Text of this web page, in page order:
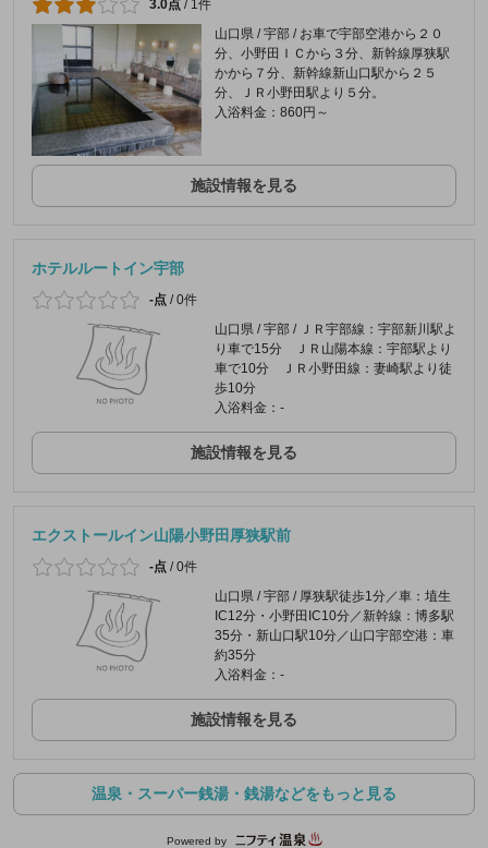
3.0点 / 1件
山口県 / 宇部 / お車で宇部空港から２０
分、小野田ＩＣから３分、新幹線厚狭駅
かから７分、新幹線新山口駅から２５
分、ＪＲ小野田駅より５分。
入浴料金：860円～
施設情報を見る
ホテルルートイン宇部
-点 /0件
山口県 / 宇部 / ＪＲ宇部線：宇部新川駅よ
り車で15分 ＪＲ山陽本線：宇部駅より
車で10分 ＪＲ小野田線：妻崎駅より徒
歩10分
入浴料金：-
施設情報を見る
エクストールイン山陽小野田厚狭駅前
-点 /0件
山口県 / 宇部 / 厚狭駅徒歩1分／車：埴生
IC12分・小野田IC10分／新幹線：博多駅
35分・新山口駅10分／山口宇部空港：車
約35分
入浴料金：-
施設情報を見る
温泉・スーパー銭湯・銭湯などをもっと見る
Powered by